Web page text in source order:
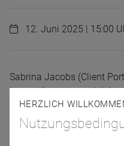
12. Juni 2025 | 15:00
Sabrina Jacobs (Client
Lorenz (Investment
Entwicklung und die
Strategie erläutern, ihre
darüber hinaus Ihre
HERZLICH